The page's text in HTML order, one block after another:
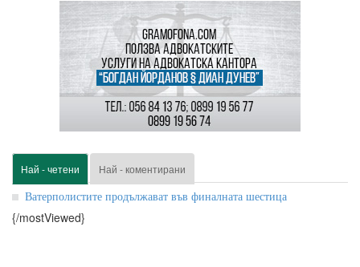
Най - четени Най - коментирани
Ватерполистите продължават във финалната шестица
{/mostViewed}